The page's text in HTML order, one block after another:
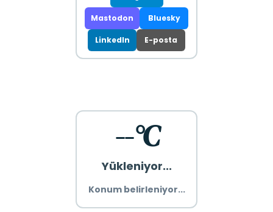
Mastodon Bluesky
LinkedIn E-posta
--°C
Yükleniyor...
Konum belirleniyor...